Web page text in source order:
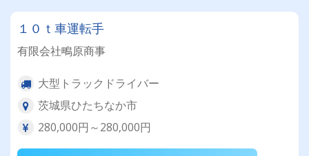
１０ｔ車運転手
有限会社鴫原商事
大型トラックドライバー
茨城県ひたちなか市
280,000円～280,000円